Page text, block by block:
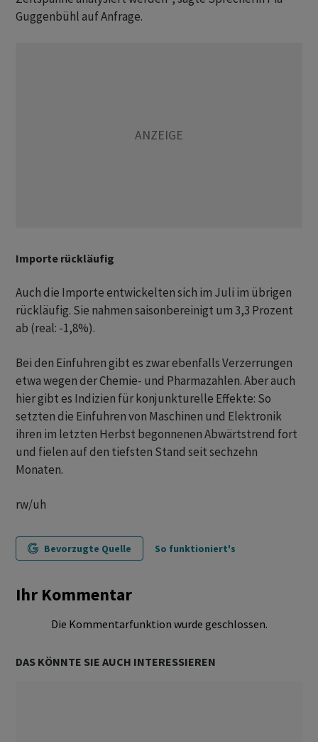
Guggenbühl auf Anfrage.
Importe rückläufig
Auch die Importe entwickelten sich im Juli im übrigen
rückläufig. Sie nahmen saisonbereinigt um 3,3 Prozent
ab (real: -1,8%).
Bei den Einfuhren gibt es zwar ebenfalls Verzerrungen
etwa wegen der Chemie- und Pharmazahlen. Aber auch
hier gibt es Indizien für konjunkturelle Effekte: So
setzten die Einfuhren von Maschinen und Elektronik
ihren im letzten Herbst begonnenen Abwärtstrend fort
und fielen auf den tiefsten Stand seit sechzehn
Monaten.
rw/uh
Bevorzugte Quelle So funktioniert's
Ihr Kommentar
Die Kommentarfunktion wurde geschlossen.
DAS KÖNNTE SIE AUCH INTERESSIEREN